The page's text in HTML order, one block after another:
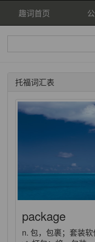
趣词首页
托福词汇表
package
n. 包，包裹；套装